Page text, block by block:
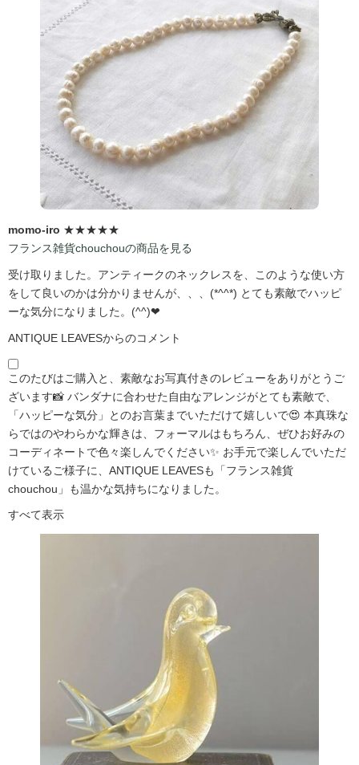
momo-iro ★★★★★
フランス雑貨chouchouの商品を見る
受け取りました。アンティークのネックレスを、このような使い方
をして良いのかは分かりませんが、、、(*^^*) とても素敵でハッピ
ーな気分になりました。(^^)❤
ANTIQUE LEAVESからのコメント
このたびはご購入と、素敵なお写真付きのレビューをありがとうご
ざいます📸 バンダナに合わせた自由なアレンジがとても素敵で、
「ハッピーな気分」とのお言葉までいただけて嬉しいで😍 本真珠な
らではのやわらかな輝きは、フォーマルはもちろん、ぜひお好みの
コーディネートで色々楽しんでください✨ お手元で楽しんでいただ
けているご様子に、ANTIQUE LEAVESも「フランス雑貨
chouchou」も温かな気持ちになりました。
すべて表示